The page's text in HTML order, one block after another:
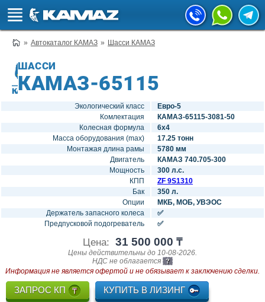
Автокаталог КАМАЗ Шасси КАМАЗ
ШАССИ
КАМАЗ-65115
Экологический класс
Евро-5
Комлектация
КАМАЗ-65115-3081-50
Колесная формула
6х4
Масса оборудования (max)
17.25 тонн
Монтажая длина рамы
5780 мм
Двигатель
КАМАЗ 740.705-300
Мощность
300 л.с.
КПП
ZF 9S1310
Бак
350 л.
Опции
МКБ, МОБ, УВЭОС
Держатель запасного колеса
✅
Предпусковой подогреватель
✅
Цена: 31 500 000 ₸
Цены действительны до 10-08-2026.
НДС не облагается
?
Информация не является офертой и не обязывает к заключению сделки.
ЗАПРОС КП КУПИТЬ В ЛИЗИНГ